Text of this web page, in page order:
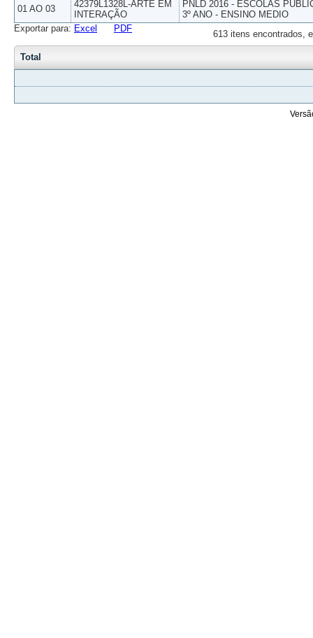
01 AO 03
42379L1328L-ARTE EM
INTERAÇÃO
PNLD 2016 - ESCOLAS
3º ANO - ENSINO MEDIO
613 itens encontrados,
Exportar para: Excel PDF
Total